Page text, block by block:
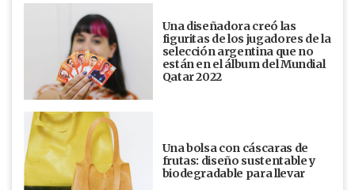
Una diseñadora creó las
figuritas de los jugadores de la
selección argentina que no
están en el álbum del Mundial
Qatar 2022
Una bolsa con cáscaras de
frutas: diseño sustentable y
biodegradable para llevar